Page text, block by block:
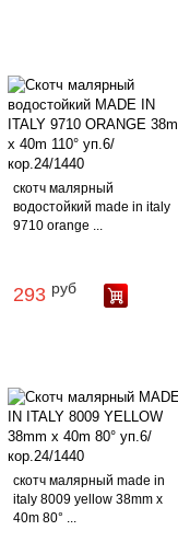
скотч малярный
водостойкий made in italy
9710 orange ...
293 руб
скотч малярный made in
italy 8009 yellow 38mm x
40m 80° ...